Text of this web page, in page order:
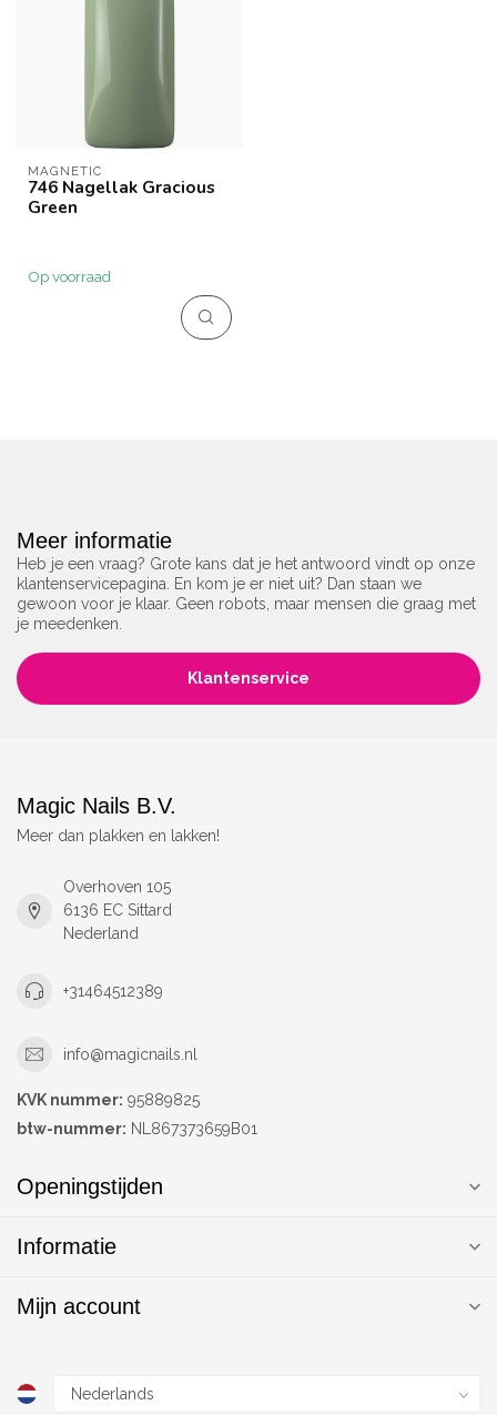
MAGNETIC
746 Nagellak Gracious
Green
Op voorraad
Meer informatie
Heb je een vraag? Grote kans dat je het antwoord vindt op onze
klantenservicepagina. En kom je er niet uit? Dan staan we
gewoon voor je klaar. Geen robots, maar mensen die graag met
je meedenken.
Klantenservice
Magic Nails B.V.
Meer dan plakken en lakken!
Overhoven 105
6136 EC Sittard
Nederland
+31464512389
info@magicnails.nl
KVK nummer: 95889825
btw-nummer: NL867373659B01
Openingstijden
Informatie
Mijn account